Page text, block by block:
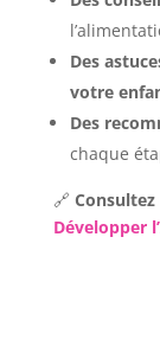
Des
votre
Des
chaque
🔗
Développer